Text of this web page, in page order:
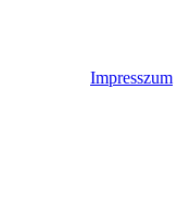
Impresszum